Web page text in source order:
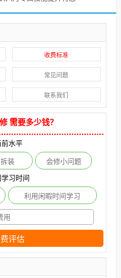
收费标准
常见问题
联系我们
需要多少钱？
前水平
装
会修小问题
习时间
利用闲暇时间学习
评估